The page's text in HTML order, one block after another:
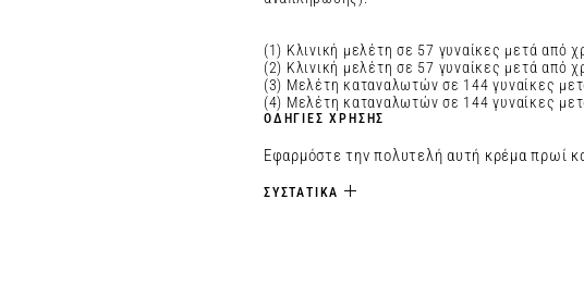
(1) Κλινική μελέτη σε 57 γυναίκες μετά από
(2) Κλινική μελέτη σε 57 γυναίκες μετά από
(3) Μελέτη καταναλωτών σε 144 γυναίκες
(4) Μελέτη καταναλωτών σε 144 γυναίκες
ΟΔΗΓΙΕΣ ΧΡΗΣΗΣ
Εφαρμόστε την πολυτελή αυτή κρέμα πρωί
ΣΥΣΤΑΤΙΚΑ